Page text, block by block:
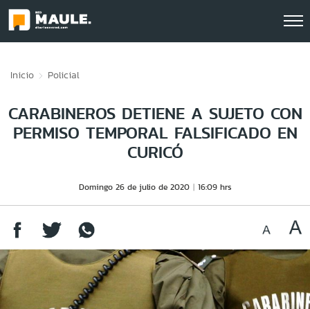
Inicio Policial
CARABINEROS DETIENE A SUJETO CON
PERMISO TEMPORAL FALSIFICADO EN
CURICÓ
Domingo 26 de julio de 2020 16:09 hrs